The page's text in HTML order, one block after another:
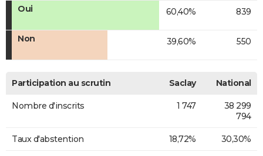
Oui
60,40% 839
Non 39,60% 550
Participation au scrutin Saclay National
Nombre d'inscrits 1 747
38 299
794
Taux d'abstention 18,72% 30,30%